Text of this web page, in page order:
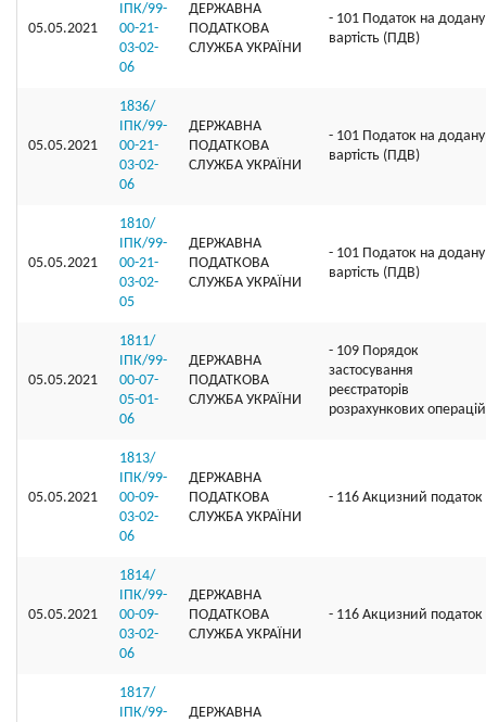
05.05.2021
ІПК/99-
00-21-
03-02-
06
ДЕРЖАВНА
ПОДАТКОВА
СЛУЖБА УКРАЇНИ
- 101 Податок на додану
вартість (ПДВ)
05.05.2021
1836/
ІПК/99-
00-21-
03-02-
06
ДЕРЖАВНА
ПОДАТКОВА
СЛУЖБА УКРАЇНИ
- 101 Податок на додану
вартість (ПДВ)
05.05.2021
1810/
ІПК/99-
00-21-
03-02-
05
ДЕРЖАВНА
ПОДАТКОВА
СЛУЖБА УКРАЇНИ
- 101 Податок на додану
вартість (ПДВ)
05.05.2021
1811/
ІПК/99-
00-07-
05-01-
06
ДЕРЖАВНА
ПОДАТКОВА
СЛУЖБА УКРАЇНИ
- 109 Порядок
застосування
реєстраторів
розрахункових операцій
05.05.2021
1813/
ІПК/99-
00-09-
03-02-
06
ДЕРЖАВНА
ПОДАТКОВА
СЛУЖБА УКРАЇНИ
- 116 Акцизний податок
05.05.2021
1814/
ІПК/99-
00-09-
03-02-
06
ДЕРЖАВНА
ПОДАТКОВА
СЛУЖБА УКРАЇНИ
- 116 Акцизний податок
1817/
ІПК/99-
ДЕРЖАВНА